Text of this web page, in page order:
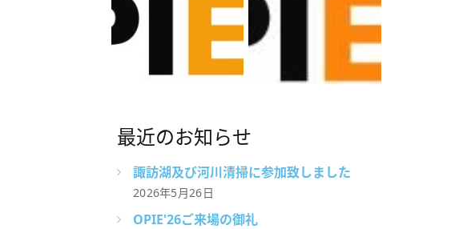
最近のお知らせ
諏訪湖及び河川清掃に参加致しました
2026年5月26日
OPIE'26ご来場の御礼